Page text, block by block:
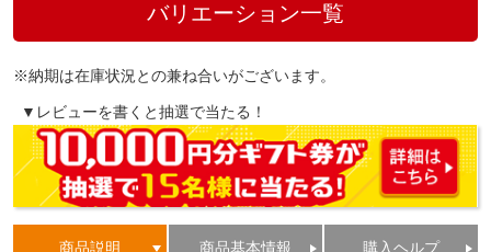
バリエーション一覧
※納期は在庫状況との兼ね合いがございます。
▼レビューを書くと抽選で当たる！
商品説明 商品基本情報 購入ヘルプ